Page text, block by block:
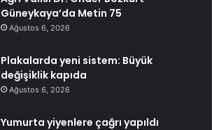
Güneykaya’da Metin 75
Ağustos 6, 2026
Plakalarda yeni sistem: Büyük
değişiklik kapıda
Ağustos 6, 2026
Yumurta yiyenlere çağrı yapıldı